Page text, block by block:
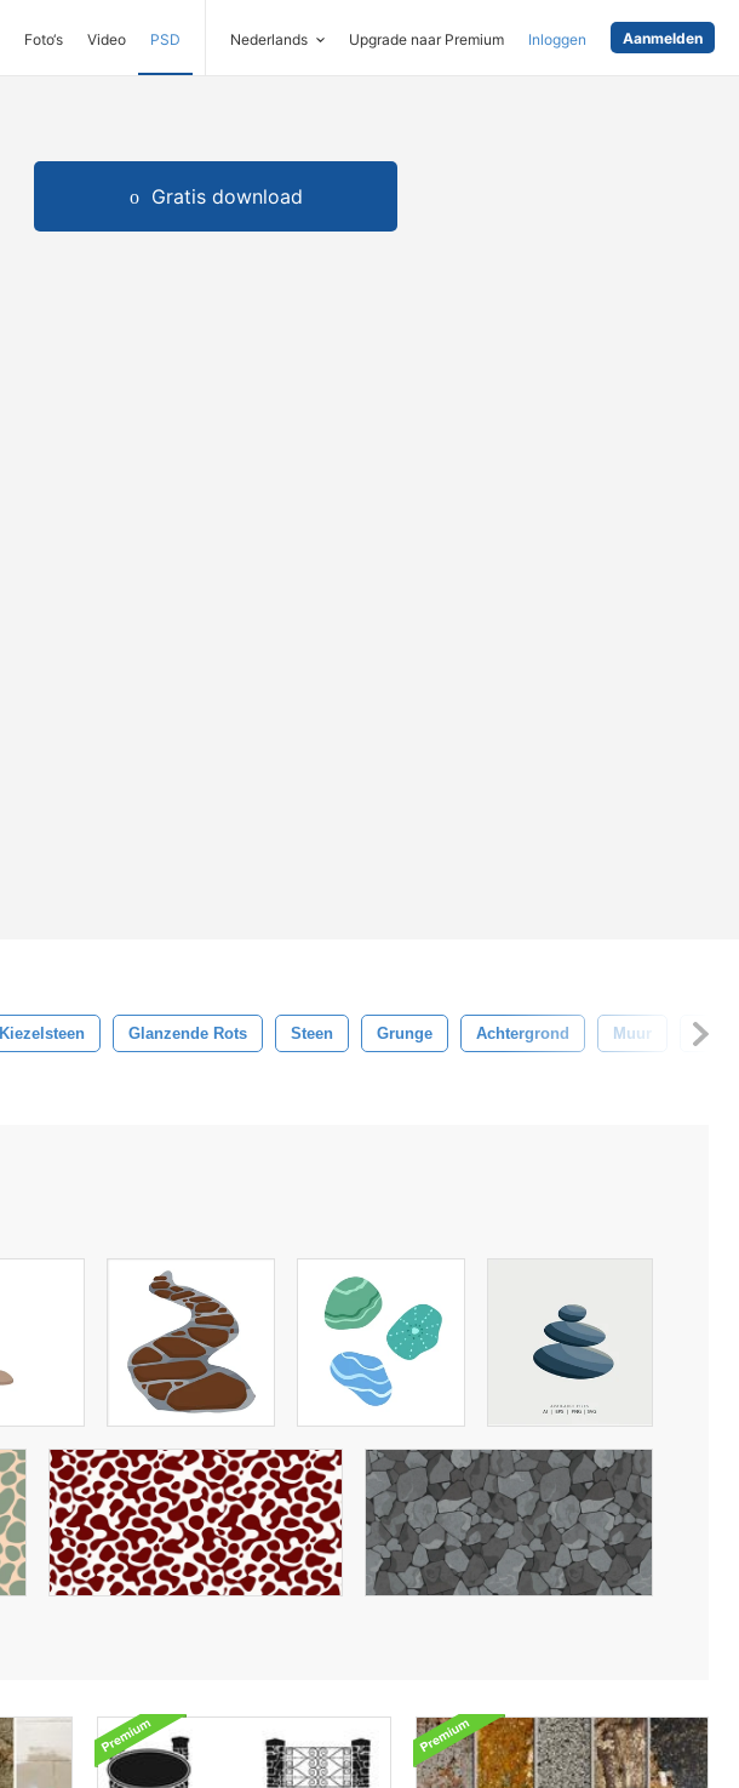
Foto‘s Video PSD Nederlands Upgrade naar Premium Inloggen Aanmelden
Gratis download
Kiezelsteen Glanzende Rots Steen Grunge Achtergrond Muur